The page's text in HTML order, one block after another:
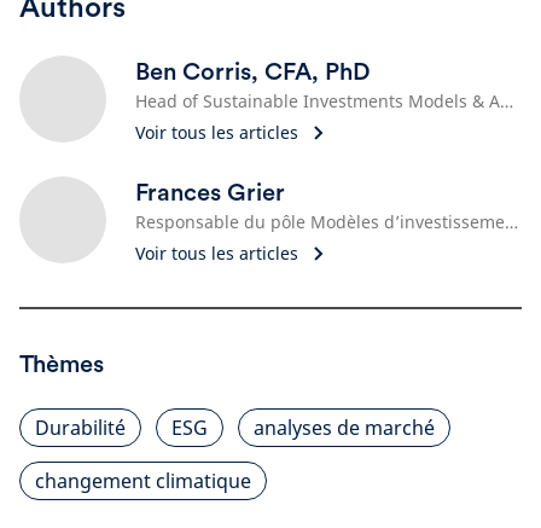
Ben Corris, CFA, PhD
Head of Sustainable Investments Models & Analytics
Voir tous les articles
Frances Grier
Responsable du pôle Modèles d’investissement durable
Voir tous les articles
Thèmes
Durabilité ESG
analyses de marché
changement climatique